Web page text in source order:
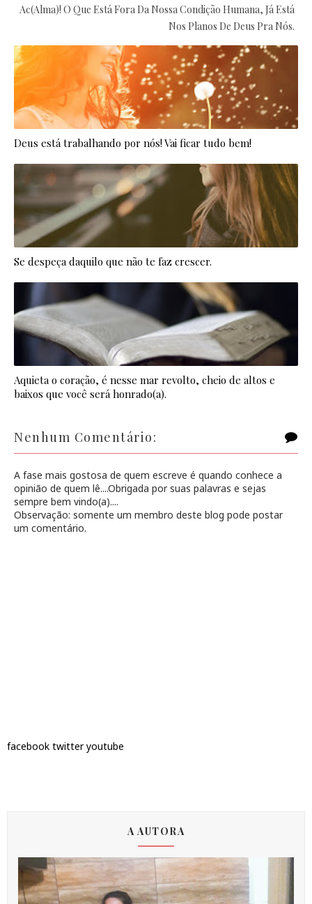
Ac(alma)! O Que Está Fora Da Nossa Condição Humana, Já Está
Nos Planos De Deus Pra Nós.
Deus está trabalhando por nós! Vai ficar tudo bem!
Se despeça daquilo que não te faz crescer.
Aquieta o coração, é nesse mar revolto, cheio de altos e
baixos que você será honrado(a).
Nenhum Comentário:
A fase mais gostosa de quem escreve é quando conhece a
opinião de quem lê....Obrigada por suas palavras e sejas
sempre bem vindo(a)....
Observação: somente um membro deste blog pode postar
um comentário.
facebook twitter youtube
A AUTORA